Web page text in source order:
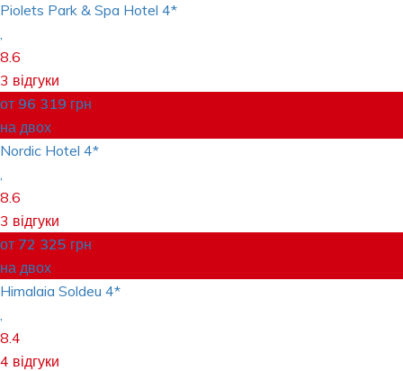
Piolets Park & Spa Hotel 4*
,
8.6
3 відгуки
от 96 319 грн
на двох
Nordic Hotel 4*
,
8.6
3 відгуки
от 72 325 грн
на двох
Himalaia Soldeu 4*
,
8.4
4 відгуки